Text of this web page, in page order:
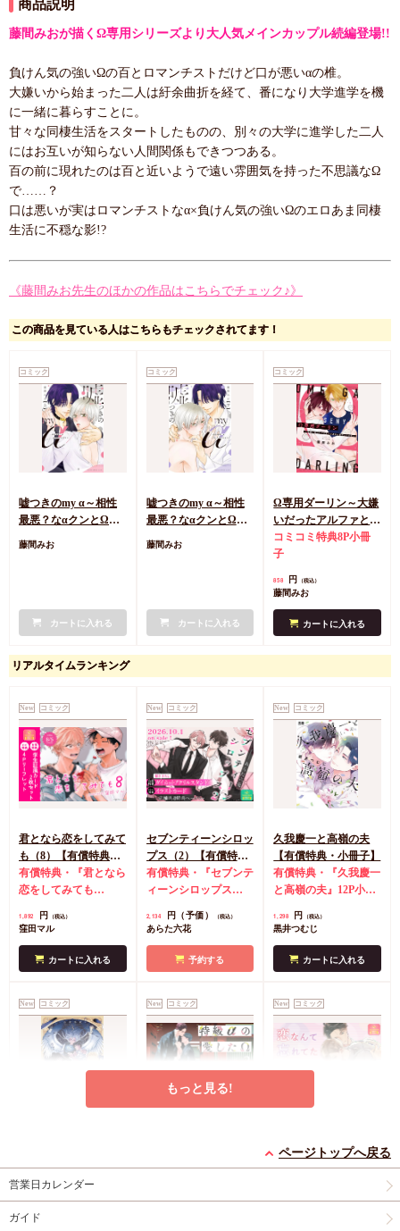
商品説明
藤間みおが描くΩ専用シリーズより大人気メインカップル続編登場!!
負けん気の強いΩの百とロマンチストだけど口が悪いαの椎。
大嫌いから始まった二人は紆余曲折を経て、番になり大学進学を機
に一緒に暮らすことに。
甘々な同棲生活をスタートしたものの、別々の大学に進学した二人
にはお互いが知らない人間関係もできつつある。
百の前に現れたのは百と近いようで遠い雰囲気を持った不思議なΩ
で……？
口は悪いが実はロマンチストなα×負けん気の強いΩのエロあま同棲
生活に不穏な影!?
《藤間みお先生のほかの作品はこちらでチェック♪》
この商品を見ている人はこちらもチェックされてます！
コミック
嘘つきのmy α～相性
最悪？なαクンとΩサ
マ～（上）（単品）
藤間みお
カートに入れる
コミック
嘘つきのmy α～相性
最悪？なαクンとΩサ
マ～（下）（単品）
藤間みお
カートに入れる
コミック
Ω専用ダーリン～大嫌
いだったアルファと運
命の番やってます～
（単品）
コミコミ特典8P小冊
子
858 円 （税込）
藤間みお
カートに入れる
リアルタイムランキング
New コミック
君となら恋をしてみて
も（8）【有償特典・
学生証風カード2枚セ
ット】
有償特典・『君となら
恋をしてみても
ド2枚セット
1,892 円 （税込）
窪田マル
カートに入れる
New コミック
セブンティーンシロッ
プス（2）【有償特
典・ダイカットアクリ
ルスタンド】
有償特典・『セブンテ
ィーンシロップス
クリルスタンド
店舗共通特典ペー
パー
2,134 円（予価） （税込）
あらた六花
予約する
New コミック
久我慶一と高嶺の夫
【有償特典・小冊子】
有償特典・『久我慶一
と高嶺の夫』12P小冊
ーフレット
1,298 円 （税込）
黒井つむじ
カートに入れる
New コミック
冊子】
有償特典・『灯台守と
かもめの子（3）』
12P小冊子
1,408
吾妻香夜
New コミック
フレット
New コミック
償特典・小冊子】
有償特典・『恋なんて
コミコミ特典4Pリー
もっと見る!
ページトップへ戻る
営業日カレンダー
ガイド